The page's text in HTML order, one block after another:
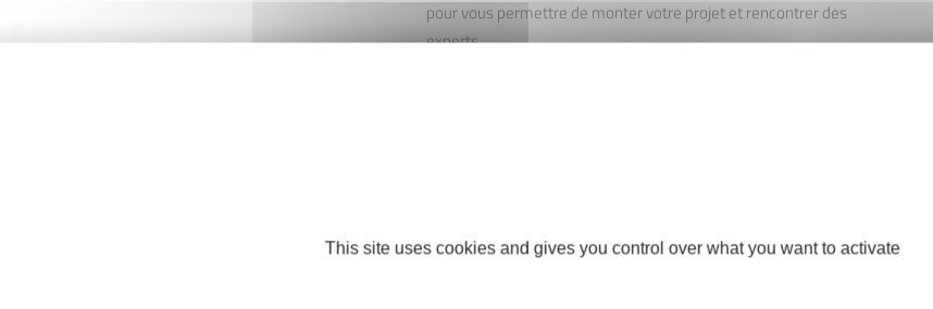
pour vous permettre de monter votre projet et rencontrer des
experts.
This site uses cookies and gives you control over what you want to activate